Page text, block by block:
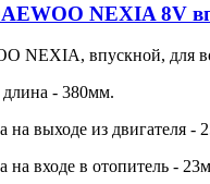
NEXIA 8V
NEXIA, впускной, для
- 380мм.
на выходе из двигателя
на входе в отопитель -